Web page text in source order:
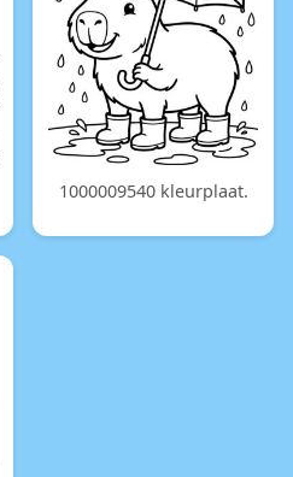
1000009540 kleurplaat.